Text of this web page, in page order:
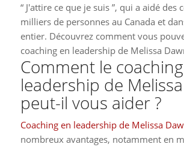
“ J'attire ce que je suis ”, qui a aidé des
milliers de personnes au Canada et
entier. Découvrez comment vous
coaching en leadership de Melissa
Comment le
leadership de
peut-il vous aider ?
Coaching en leadership de Melissa
nombreux avantages, notamment en